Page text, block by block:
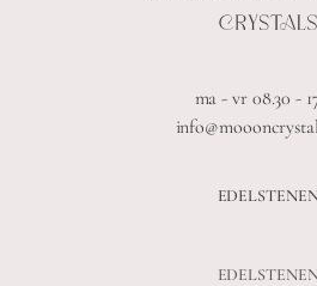
ma - vr 08.30 -